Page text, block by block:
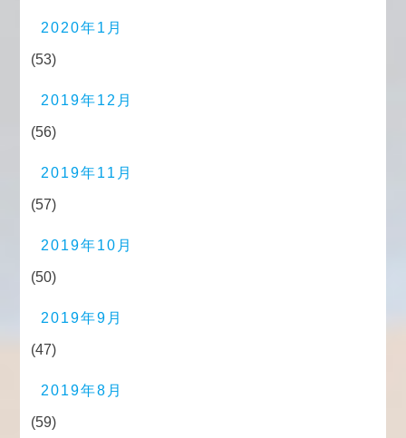
2020年1月
(53)
2019年12月
(56)
2019年11月
(57)
2019年10月
(50)
2019年9月
(47)
2019年8月
(59)